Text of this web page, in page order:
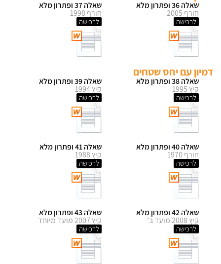
שאלה 36 ופתרון מלא
חורף 2005
לרכישה
שאלה 37 ופתרון מלא
חורף 1998
לרכישה
דמיון עם יחס שטחים
שאלה 38 ופתרון מלא
קיץ 1995
לרכישה
שאלה 39 ופתרון מלא
קיץ 1994
לרכישה
שאלה 40 ופתרון מלא
חורף 1970
לרכישה
שאלה 41 ופתרון מלא
קיץ 1988
לרכישה
שאלה 42 ופתרון מלא
קיץ 2008 מועד ב'
לרכישה
שאלה 43 ופתרון מלא
קיץ 2007 מועד מיוחד
לרכישה